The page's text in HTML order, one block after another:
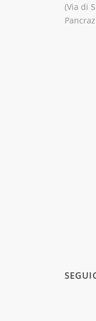
(Via di